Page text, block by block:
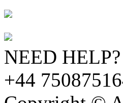
NEED HELP?
+44